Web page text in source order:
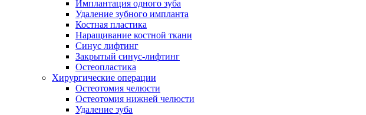
Имплантация одного зуба
Удаление зубного импланта
Костная пластика
Наращивание костной ткани
Синус лифтинг
Закрытый синус-лифтинг
Остеопластика
Хирургические операции
Остеотомия челюсти
Остеотомия нижней челюсти
Удаление зуба